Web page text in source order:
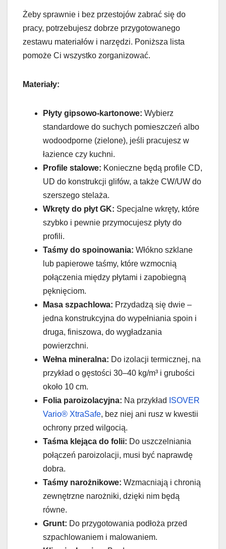
Żeby sprawnie i bez przestojów zabrać się do
pracy, potrzebujesz dobrze przygotowanego
zestawu materiałów i narzędzi. Poniższa lista
pomoże Ci wszystko zorganizować.
Materiały:
Płyty gipsowo-kartonowe: Wybierz
standardowe do suchych pomieszczeń albo
wodoodporne (zielone), jeśli pracujesz w
łazience czy kuchni.
Profile stalowe: Konieczne będą profile CD,
UD do konstrukcji glifów, a także CW/UW do
szerszego stelaża.
Wkręty do płyt GK: Specjalne wkręty, które
szybko i pewnie przymocujesz płyty do
profili.
Taśmy do spoinowania: Włókno szklane
lub papierowe taśmy, które wzmocnią
połączenia między płytami i zapobiegną
pęknięciom.
Masa szpachlowa: Przydadzą się dwie –
jedna konstrukcyjna do wypełniania spoin i
druga, finiszowa, do wygładzania
powierzchni.
Wełna mineralna: Do izolacji termicznej, na
przykład o gęstości 30–40 kg/m³ i grubości
około 10 cm.
Folia paroizolacyjna: Na przykład
ISOVER
Vario® XtraSafe, bez niej ani rusz w kwestii
ochrony przed wilgocią.
Taśma klejąca do folii: Do uszczelniania
połączeń paroizolacji, musi być naprawdę
dobra.
Taśmy narożnikowe: Wzmacniają i chronią
zewnętrzne narożniki, dzięki nim będą
równe.
Grunt: Do przygotowania podłoża przed
szpachlowaniem i malowaniem.